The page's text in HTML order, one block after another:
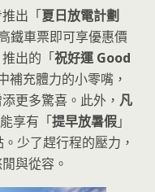
出「夏日放電計劃
鐵車票即可享優惠價
推出的「祝好運 Good
補充體力的小零嘴，
更多驚喜。此外， 凡
享有「提早放暑假」
少了趕行程的壓力，
與從容。